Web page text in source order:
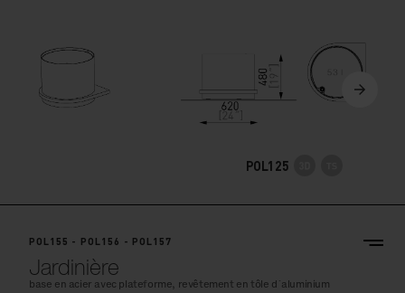
POL125
POL155 - POL156 - POL157
Jardinière
base en acier avec plateforme, revêtement en tôle d´aluminium